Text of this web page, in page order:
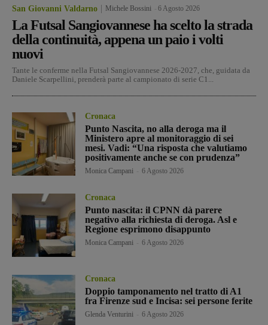
San Giovanni Valdarno Michele Bossini 6 Agosto 2026
La Futsal Sangiovannese ha scelto la strada
della continuità, appena un paio i volti
nuovi
Tante le conferme nella Futsal Sangiovannese 2026-2027, che, guidata da
Daniele Scarpellini, prenderà parte al campionato di serie C1...
Cronaca
Punto Nascita, no alla deroga ma il
Ministero apre al monitoraggio di sei
mesi. Vadi: “Una risposta che valutiamo
positivamente anche se con prudenza”
Monica Campani 6 Agosto 2026
Cronaca
Punto nascita: il CPNN dà parere
negativo alla richiesta di deroga. Asl e
Regione esprimono disappunto
Monica Campani 6 Agosto 2026
Cronaca
Doppio tamponamento nel tratto di A1
fra Firenze sud e Incisa: sei persone ferite
Glenda Venturini 6 Agosto 2026